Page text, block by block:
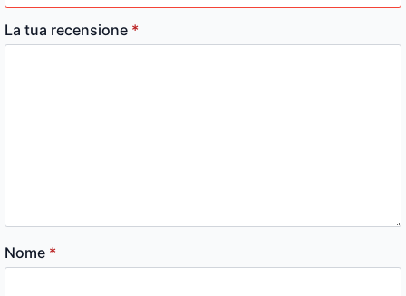
La tua recensione *
Nome *